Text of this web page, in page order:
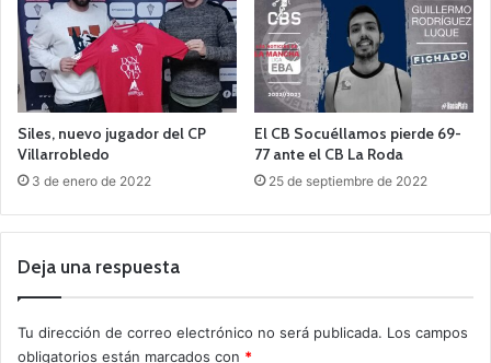
Siles, nuevo jugador del CP
Villarrobledo
3 de enero de 2022
El CB Socuéllamos pierde 69-
77 ante el CB La Roda
25 de septiembre de 2022
Deja una respuesta
Tu dirección de correo electrónico no será publicada. Los campos
obligatorios están marcados con *